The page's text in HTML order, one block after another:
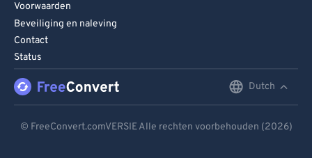
Voorwaarden
Beveiliging en naleving
Contact
Status
Dutch
© FreeConvert.comVERSIE Alle rechten voorbehouden (2026)